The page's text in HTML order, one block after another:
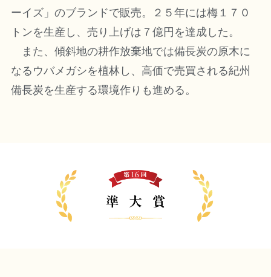
ーイズ」のブランドで販売。２５年には梅１７０
トンを生産し、売り上げは７億円を達成した。
また、傾斜地の耕作放棄地では備長炭の原木に
なるウバメガシを植林し、高価で売買される紀州
備長炭を生産する環境作りも進める。